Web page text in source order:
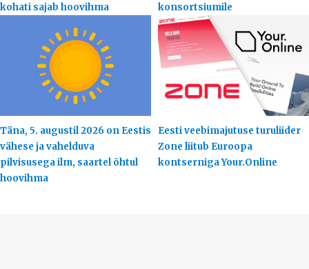
kohati sajab hoovihma
konsortsiumile
Täna, 5. augustil 2026 on Eestis
vähese ja vahelduva
pilvisusega ilm, saartel õhtul
hoovihma
Eesti veebimajutuse turuliider
Zone liitub Euroopa
kontserniga Your.Online